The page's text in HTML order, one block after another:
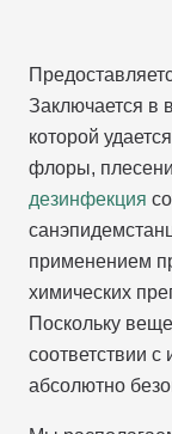
Заключается в
которой
флоры,
дезинфекция
применением
химических
Поскольку
соответствии с
абсолютно